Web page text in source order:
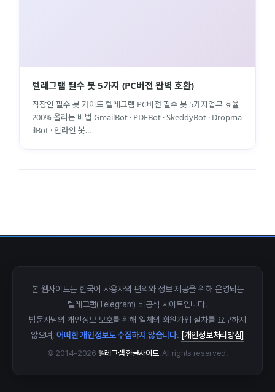
텔레그램 필수 봇 5가지 (PC버전 완벽 호환)
직장인 필수 봇 가이드 텔레그램 PC버전 필수 봇 5가지업무 효율
200% 올리는 비법 GmailBot · PDFBot · SkeddyBot · Dropma
ilBot · 인라인 봇...
본 웹사이트는 한국어 사용자의 편의와 정보 제공을 위해 운영되는
텔레그램(Telegram) 비공식 사이트입니다.
방문자님의 개인정보 보호를 위해 일체의 회원가입 절차를 요구하지
않으며,어떠한 개인정보도 수집하지 않습니다. [개인정보처리방침]
© 2014-2026 텔레그램 한글사이트. All rights reserved.
지갑·미니앱
Home 바로가기